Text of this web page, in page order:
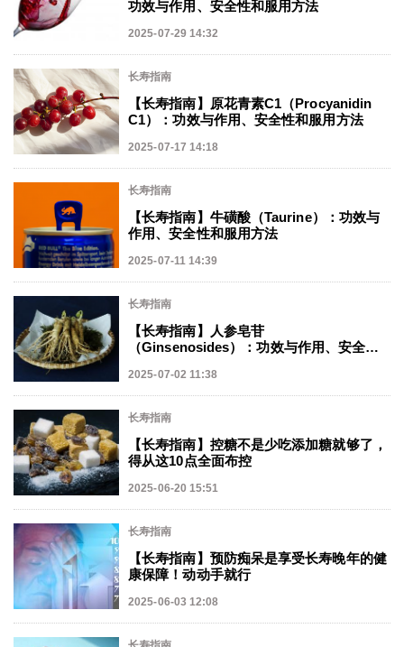
功效与作用、安全性和服用方法
2025-07-29 14:32
长寿指南
【长寿指南】原花青素C1（Procyanidin
C1）：功效与作用、安全性和服用方法
2025-07-17 14:18
长寿指南
【长寿指南】牛磺酸（Taurine）：功效与
作用、安全性和服用方法
2025-07-11 14:39
长寿指南
【长寿指南】人参皂苷
（Ginsenosides）：功效与作用、安全性
2025-07-02 11:38
长寿指南
【长寿指南】控糖不是少吃添加糖就够了，
得从这10点全面布控
2025-06-20 15:51
长寿指南
【长寿指南】预防痴呆是享受长寿晚年的健
康保障！动动手就行
2025-06-03 12:08